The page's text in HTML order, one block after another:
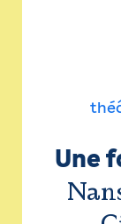
Une